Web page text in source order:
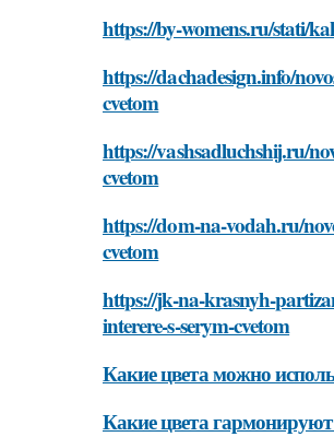
https://by-womens.ru/stati/
https://dachadesign.info/
cvetom
https://vashsadluchshij.ru/
cvetom
https://dom-na-vodah.ru/
cvetom
https://jk-na-krasnyh-
interere-s-serym-cvetom
Какие цвета можно
Какие цвета